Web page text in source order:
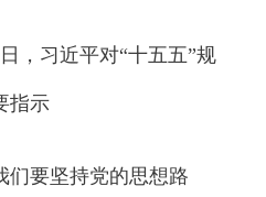
，习近平对“十五五”规
指示
要坚持党的思想路